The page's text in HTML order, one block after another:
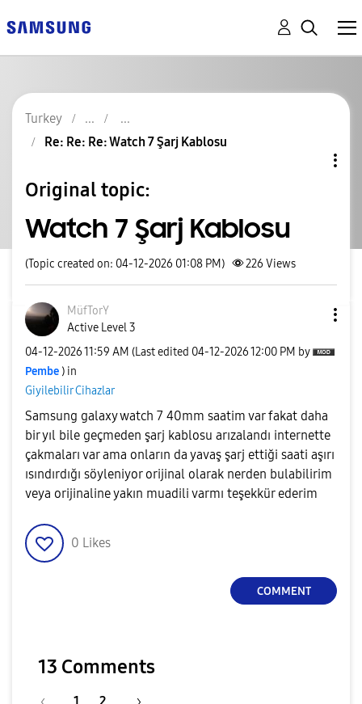
Turkey
Re: Re: Re: Watch 7 Şarj Kablosu
Original topic:
Watch 7 Şarj Kablosu
(Topic created on: 04-12-2026 01:08 PM) 226 Views
MüfTorY
Active Level 3
‎04-12-202611:59 AM (Last edited ‎04-12-202612:00 PM by
Pembe ) in
Giyilebilir Cihazlar
Samsung galaxy watch 7 40mm saatim var fakat daha
bir yıl bile geçmeden şarj kablosu arızalandı internette
çakmaları var ama onların da yavaş şarj ettiği saati aşırı
ısındırdığı söyleniyor orijinal olarak nerden bulabilirim
veya orijinaline yakın muadili varmı teşekkür ederim
0 Likes
COMMENT
13 Comments